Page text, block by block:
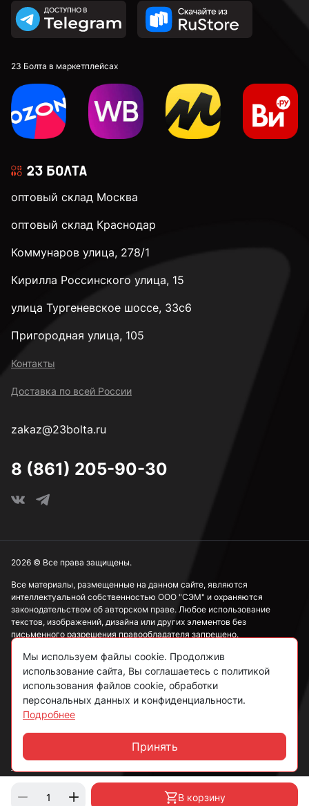
В корзину
23 Болта в маркетплейсах
оптовый склад Москва
оптовый склад Краснодар
Коммунаров улица, 278/1
Кирилла Россинского улица, 15
улица Тургеневское шоссе, 33с6
Пригородная улица, 105
Контакты
Доставка по всей России
zakaz@23bolta.ru
8 (861) 205-90-30
Все материалы, размещенные на данном сайте, являются
интеллектуальной собственностью ООО "СЭМ" и охраняются
законодательством об авторском праве. Любое использование
текстов, изображений, дизайна или других элементов без
письменного разрешения правообладателя запрещено.
Информация, представленная на сайте, носит исключительно
ознакомительный характер и не может рассматриваться как
публичная оферта в соответствии со ст. 437 ГК РФ.
Политика конфиденциальности
Согласие на обработку данных
Пользовательское соглашение
2026 © Все права защищены.
Мы используем файлы cookie. Продолжив
использование сайта, Вы соглашаетесь с политикой
использования файлов cookie, обработки
персональных данных и конфиденциальности.
Подробнее
Принять
Чат